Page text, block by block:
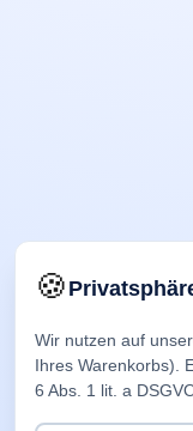
🍪
Wir nutzen auf
Ihres Warenkorbs).
6 Abs. 1 lit. a